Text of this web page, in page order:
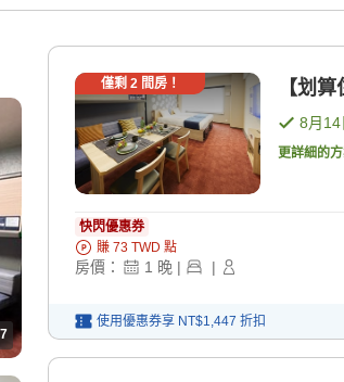
7
僅剩 2間房！ 【划
8月14
更詳細的
快閃優惠券
賺 73 TWD 點
房價： 1 晚 | |
使用優惠券享 NT$1,447 折扣